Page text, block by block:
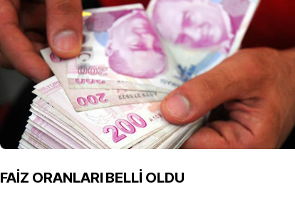
FAİZ ORANLARI BELLİ OLDU